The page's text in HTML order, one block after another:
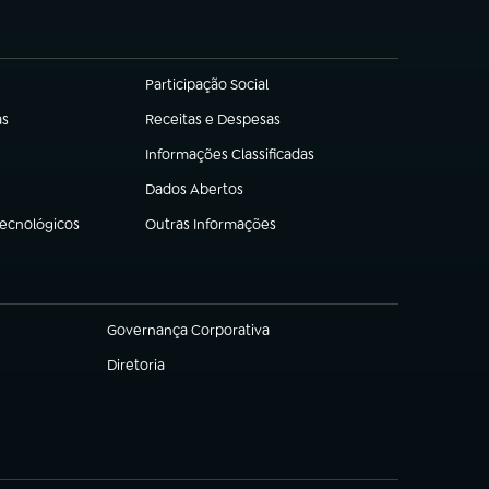
Participação Social
(abre em nova aba)
Receitas e Despesas
(abre em nova aba)
Informações Classificadas
(abre em nova aba)
Dados Abertos
(abre em nova aba)
Outras Informações
(abre em nova aba)
Governança Corporativa
(abre em nova aba)
Diretoria
(abre em nova aba)